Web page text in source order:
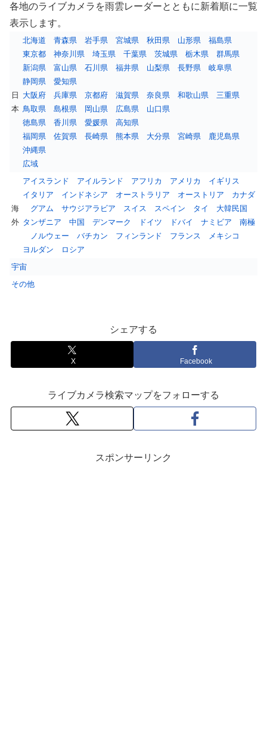
各地のライブカメラを雨雲レーダーとともに新着順に一覧
表示します。
日
本
北海道 青森県 岩手県 宮城県 秋田県 山形県
福島県
東京都
神奈川県 埼玉県 千葉県 茨城県 栃木県
群馬県
新潟県
富山県 石川県 福井県 山梨県 長野県
岐阜県
静岡県
愛知県
大阪府
兵庫県 京都府 滋賀県 奈良県 和歌山県
三重県
鳥取県
島根県 岡山県 広島県
山口県
徳島県
香川県 愛媛県
高知県
福岡県
佐賀県 長崎県 熊本県 大分県 宮崎県
鹿児島県
沖縄県
広域
海
外
アイスランド アイルランド アフリカ アメリカ
イギリス
イタリア
インドネシア オーストラリア オーストリア
カナダ
グアム
サウジアラビア スイス スペイン タイ
大韓民国
タンザニア
中国 デンマーク ドイツ ドバイ ナミビア
南極
ノルウェー
バチカン フィンランド フランス
メキシコ
ヨルダン
ロシア
宇宙
その他
シェアする
X Facebook
ライブカメラ検索マップをフォローする
スポンサーリンク